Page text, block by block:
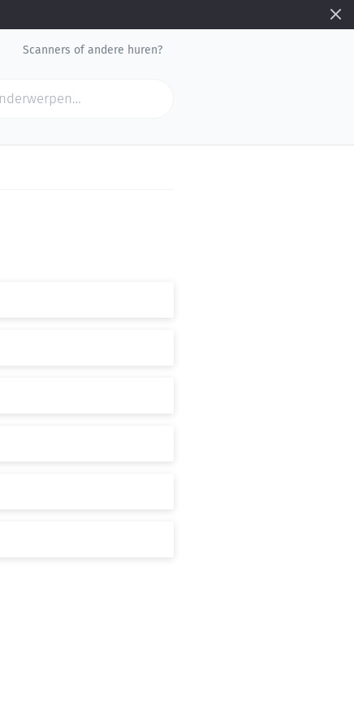
Scanners of andere huren?